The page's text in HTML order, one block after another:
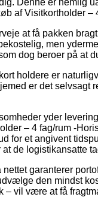
af Visitkortholder –
at få pakken
men
dog beroer på at
holdere er
er det selvsagt
yder
– 4 fag/rum -
for et angivent
de logistikansatte
garanterer
den mindst
– vil være at få